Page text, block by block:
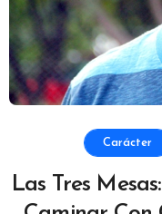
Carácter
Las Tres